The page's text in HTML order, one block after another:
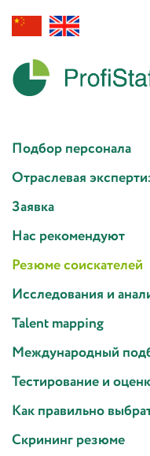
Подбор персонала
Отраслевая
Заявка
Нас рекомендуют
Резюме соискателей
Исследования и
Talent mapping
Международный
Тестирование и
Как правильно
Скрининг резюме